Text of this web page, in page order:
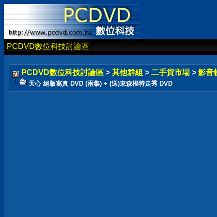
PCDVD數位科技討論區
PCDVD數位科技討論區 > 其他群組 > 二手貨市場 > 影音
天心 絕版寫真 DVD (兩集) + (送)東森模特走秀 DVD